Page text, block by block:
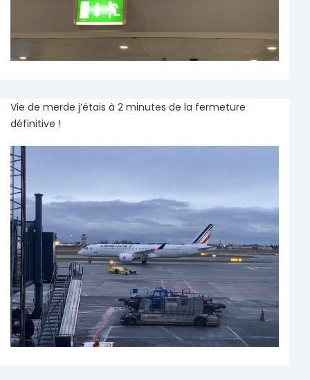
Vie de merde j’étais à 2 minutes de la fermeture
définitive !